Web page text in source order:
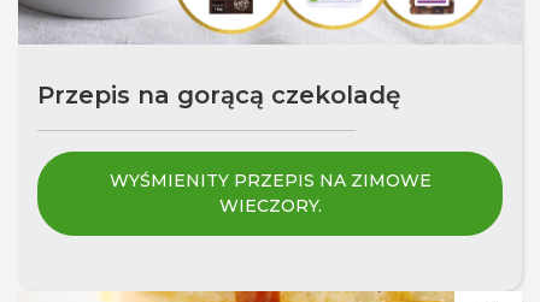
Przepis na gorącą czekoladę
WYŚMIENITY PRZEPIS NA ZIMOWE
WIECZORY.